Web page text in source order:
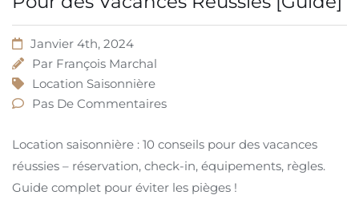
Janvier 4th, 2024
Par François Marchal
Location Saisonnière
Pas De Commentaires
Location saisonnière : 10 conseils pour des vacances
réussies – réservation, check-in, équipements, règles.
Guide complet pour éviter les pièges !